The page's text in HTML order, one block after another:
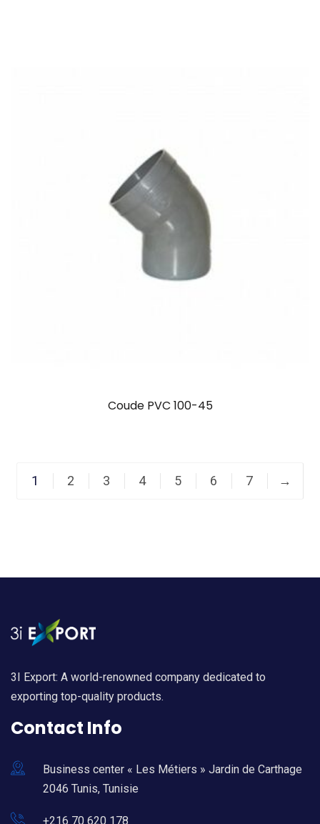
Coude PVC 100-45
1 2 3 4 5 6 7 →
3I Export: A world-renowned company dedicated to
exporting top-quality products.
Contact Info
Business center « Les Métiers » Jardin de Carthage
2046 Tunis, Tunisie
+216 70 620 178